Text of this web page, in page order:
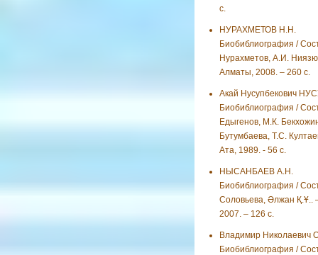
с.
НУРАХМЕТОВ Н.Н.
Биобиблиография /
Нурахметов, А.И.
Алматы, 2008. – 260 с.
Акай Нусупбекович
Биобиблиография /
Едыгенов, М.К.
Бутумбаева, Т.С.
Ата, 1989. - 56 с.
НЫСАНБАЕВ А.Н.
Биобиблиография /
Соловьева, Әлжан Қ.Ұ..
2007. – 126 с.
Владимир
Биобиблиография /